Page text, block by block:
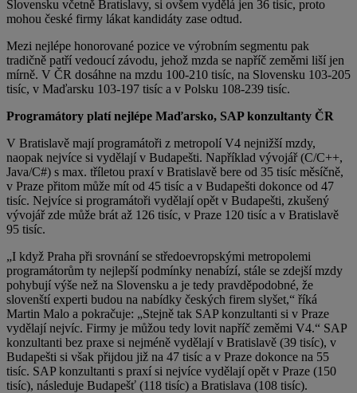
Slovensku včetně Bratislavy, si ovšem vydělá jen 36 tisíc, proto
mohou české firmy lákat kandidáty zase odtud.
Mezi nejlépe honorované pozice ve výrobním segmentu pak
tradičně patří vedoucí závodu, jehož mzda se napříč zeměmi liší jen
mírně. V ČR dosáhne na mzdu 100-210 tisíc, na Slovensku 103-205
tisíc, v Maďarsku 103-197 tisíc a v Polsku 108-239 tisíc.
Programátory platí nejlépe Maďarsko, SAP konzultanty ČR
V Bratislavě mají programátoři z metropolí V4 nejnižší mzdy,
naopak nejvíce si vydělají v Budapešti. Například vývojář (C/C++,
Java/C#) s max. tříletou praxí v Bratislavě bere od 35 tisíc měsíčně,
v Praze přitom může mít od 45 tisíc a v Budapešti dokonce od 47
tisíc. Nejvíce si programátoři vydělají opět v Budapešti, zkušený
vývojář zde může brát až 126 tisíc, v Praze 120 tisíc a v Bratislavě
95 tisíc.
„I když Praha při srovnání se středoevropskými metropolemi
programátorům ty nejlepší podmínky nenabízí, stále se zdejší mzdy
pohybují výše než na Slovensku a je tedy pravděpodobné, že
slovenští experti budou na nabídky českých firem slyšet,“ říká
Martin Malo a pokračuje: „Stejně tak SAP konzultanti si v Praze
vydělají nejvíc. Firmy je můžou tedy lovit napříč zeměmi V4.“ SAP
konzultanti bez praxe si nejméně vydělají v Bratislavě (39 tisíc), v
Budapešti si však přijdou již na 47 tisíc a v Praze dokonce na 55
tisíc. SAP konzultanti s praxí si nejvíce vydělají opět v Praze (150
tisíc), následuje Budapešť (118 tisíc) a Bratislava (108 tisíc).